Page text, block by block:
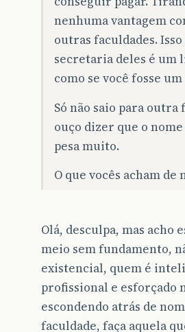
nenhuma vantagem
outras faculdades.
secretaria deles é um
como se você fosse um
Só não saio para outra
ouço dizer que o
pesa muito.
O que vocês acham de
Olá, desculpa, mas acho
meio sem fundamento,
existencial, quem é
profissional e esforçado
escondendo atrás de
faculdade, faça aquela